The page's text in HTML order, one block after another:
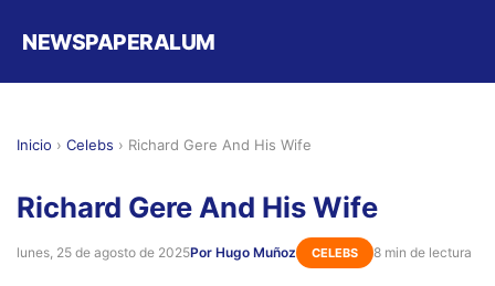
NEWSPAPERALUM
Inicio › Celebs › Richard Gere And His Wife
Richard Gere And His Wife
lunes, 25 de agosto de 2025Por Hugo Muñoz CELEBS 8 min de lectura